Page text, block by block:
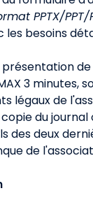
PPTX/PPT/
les besoins
présentation
3 minutes,
légaux de
du
des deux
de